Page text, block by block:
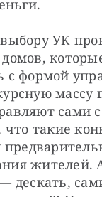
УК
с формой
массу
сами
такие
жителей.
дескать,